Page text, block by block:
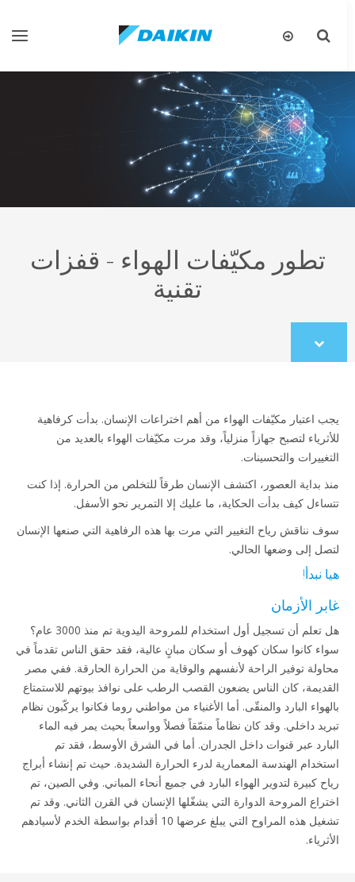
تبديل
تبديل
تطور مكيّفات الهواء - قفزات
تقنية
Scroll
to
يجب اعتبار مكيّفات الهواء من أهم اختراعات الإنسان. بدأت كرفاهية
للأثرياء لتصبح جهازاً منزلياً، وقد مرت مكيّفات الهواء بالعديد من
التغييرات والتحسينات.
منذ بداية العصور، اكتشف الإنسان طرقاً للتخلص من الحرارة. إذا كنت
تتساءل كيف بدأت الحكاية، ما عليك إلا التمرير نحو الأسفل.
سوف نناقش رياح التغيير التي مرت بها هذه الرفاهية التي صنعها الإنسان
لتصل إلى وضعها الحالي.
هيا نبدأ!
غابر الأزمان
هل تعلم أن تسجيل أول استخدام للمروحة اليدوية تم منذ 3000 عام؟
سواء كانوا سكان كهوف أو سكان مبانٍ عالية، فقد حقق الناس تقدماً في
محاولة توفير الراحة لأنفسهم والوقاية من الحرارة الحارقة. ففي مصر
القديمة، كان الناس يضعون القصب الرطب على نوافذ بيوتهم للاستمتاع
بالهواء البارد والمنقّى. أما الأغنياء من مواطني روما فكانوا يركّبون نظام
تبريد داخلي. وقد كان نظاماً منمّقاً فصلاً وواسعاً بحيث يمر فيه الماء
البارد عبر قنوات داخل الجدران. أما في الشرق الأوسط، فقد تم
استخدام الهندسة المعمارية لدرء الحرارة الشديدة. حيث تم إنشاء أبراج
رياح كبيرة لتدوير الهواء البارد في جميع أنحاء المباني. وفي الصين، تم
اختراع المروحة الدوارة التي يشغّلها الإنسان في القرن الثاني. وقد تم
تشغيل هذه المراوح التي يبلغ عرضها 10 أقدام بواسطة الخدم لأسيادهم
الأثرياء.